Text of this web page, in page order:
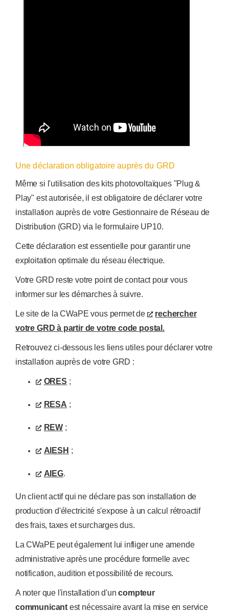
Une déclaration obligatoire auprès du GRD
Même si l'utilisation des kits photovoltaïques "Plug &
Play" est autorisée, il est obligatoire de déclarer votre
installation auprès de votre Gestionnaire de Réseau de
Distribution (GRD) via le formulaire UP10.
Cette déclaration est essentielle pour garantir une
exploitation optimale du réseau électrique.
Votre GRD reste votre point de contact pour vous
informer sur les démarches à suivre.
Le site de la CWaPE vous permet de
rechercher
votre GRD à partir de votre code postal.
Retrouvez ci-dessous les liens utiles pour déclarer votre
installation auprès de votre GRD :
ORES ;
RESA ;
REW ;
AIESH ;
AIEG.
Un client actif qui ne déclare pas son installation de
production d'électricité s'expose à un calcul rétroactif
des frais, taxes et surcharges dus.
La CWaPE peut également lui infliger une amende
administrative après une procédure formelle avec
notification, audition et possibilité de recours.
A noter que l'installation d'uncompteur
communicant est nécessaire avant la mise en service